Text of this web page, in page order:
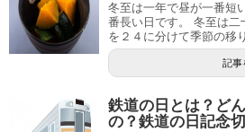
冬至は一年で昼が一番短
番長い日です。 冬至は
を２４に分けて季節の移
記事
鉄道の日とは？ど
の？鉄道の日記念